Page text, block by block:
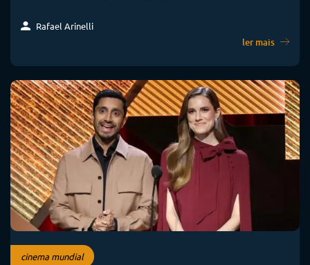
Rafael Arinelli
ler mais
cinema mundial